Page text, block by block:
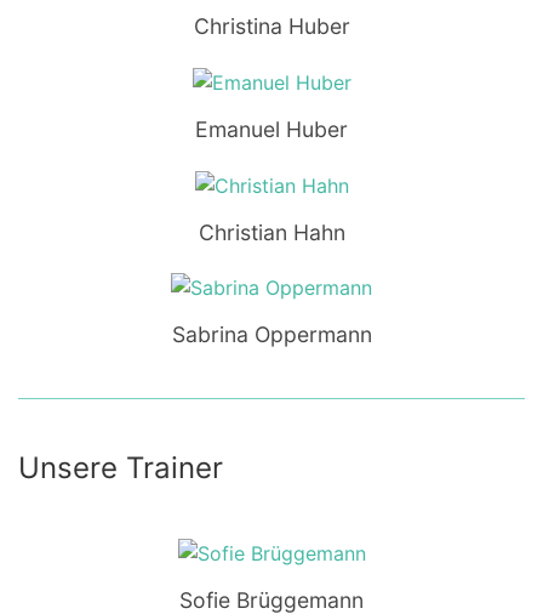
Christina Huber
Emanuel Huber
Christian Hahn
Sabrina Oppermann
Unsere Trainer
Sofie Brüggemann